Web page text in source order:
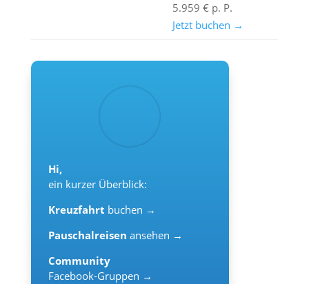
5.959 € p. P.
Jetzt buchen →
Hi,
ein kurzer Überblick:
Kreuzfahrt buchen →
Pauschalreisen ansehen →
Community
Facebook-Gruppen →